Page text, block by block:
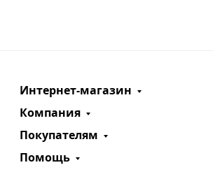
Интернет-магазин
Компания
Покупателям
Помощь